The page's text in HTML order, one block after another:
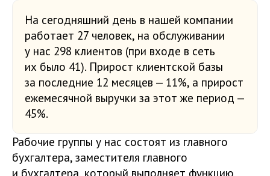
На сегодняшний день в нашей компании
работает 27 человек, на обслуживании
у нас 298 клиентов (при входе в сеть
их было 41). Прирост клиентской базы
за последние 12 месяцев — 11%, а прирост
ежемесячной выручки за этот же период —
45%.
Рабочие группы у нас состоят из главного
бухгалтера, заместителя главного
и бухгалтера, который выполняет функцию